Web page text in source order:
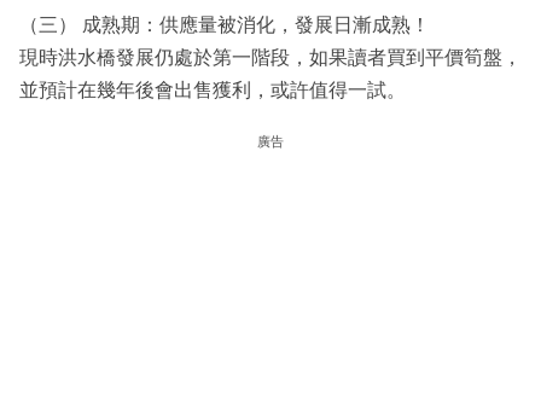
（三） 成熟期：供應量被消化，發展日漸成熟！
現時洪水橋發展仍處於第一階段，如果讀者買到平價筍盤，
並預計在幾年後會出售獲利，或許值得一試。
廣告